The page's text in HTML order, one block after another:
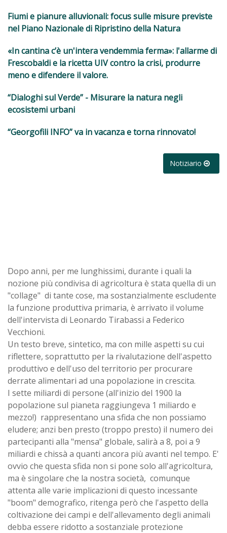
Fiumi e pianure alluvionali: focus sulle misure previste
nel Piano Nazionale di Ripristino della Natura
«In cantina c’è un'intera vendemmia ferma»: l'allarme di
Frescobaldi e la ricetta UIV contro la crisi, produrre
meno e difendere il valore.
“Dialoghi sul Verde” - Misurare la natura negli
ecosistemi urbani
“Georgofili INFO” va in vacanza e torna rinnovato!
Notiziario
Dopo anni, per me lunghissimi, durante i quali la
nozione più condivisa di agricoltura è stata quella di un
"collage" di tante cose, ma sostanzialmente escludente
la funzione produttiva primaria, è arrivato il volume
dell'intervista di Leonardo Tirabassi a Federico
Vecchioni.
Un testo breve, sintetico, ma con mille aspetti su cui
riflettere, soprattutto per la rivalutazione dell'aspetto
produttivo e dell'uso del territorio per procurare
derrate alimentari ad una popolazione in crescita.
I sette miliardi di persone (all'inizio del 1900 la
popolazione sul pianeta raggiungeva 1 miliardo e
mezzo!) rappresentano una sfida che non possiamo
eludere; anzi ben presto (troppo presto) il numero dei
partecipanti alla "mensa" globale, salirà a 8, poi a 9
miliardi e chissà a quanti ancora più avanti nel tempo. E'
ovvio che questa sfida non si pone solo all'agricoltura,
ma è singolare che la nostra società, comunque
attenta alle varie implicazioni di questo incessante
"boom" demografico, ritenga però che l'aspetto della
coltivazione dei campi e dell'allevamento degli animali
debba essere ridotto a sostanziale protezione